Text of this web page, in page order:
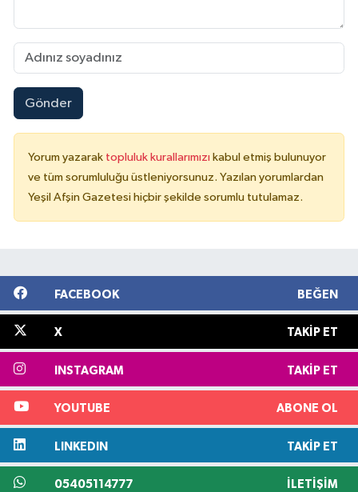
Gönder
Yorum yazarak topluluk kurallarımızı kabul etmiş bulunuyor
ve tüm sorumluluğu üstleniyorsunuz. Yazılan yorumlardan
Yeşil Afşin Gazetesi hiçbir şekilde sorumlu tutulamaz.
FACEBOOK BEĞEN
X TAKIP ET
INSTAGRAM TAKIP ET
YOUTUBE ABONE OL
LINKEDIN TAKIP ET
05405114777 İLETIŞIM